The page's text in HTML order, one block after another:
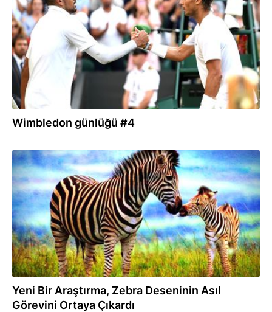
Wimbledon günlüğü #4
14.06.2019
Yeni Bir Araştırma, Zebra Deseninin Asıl
Görevini Ortaya Çıkardı